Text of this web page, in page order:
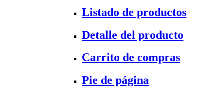
Listado de productos
Detalle del producto
Carrito de compras
Pie de página